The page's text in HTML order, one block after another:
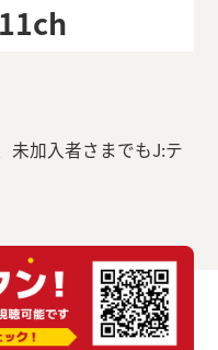
11ch
未加入者さまでもJ:テ